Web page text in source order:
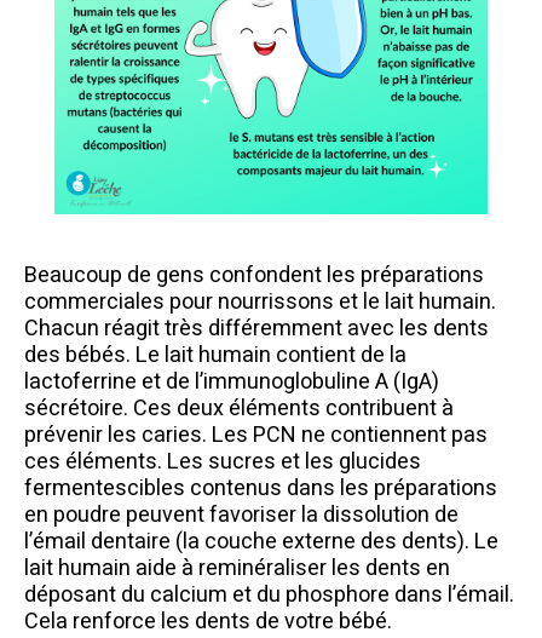
Beaucoup de gens confondent les préparations
commerciales pour nourrissons et le lait humain.
Chacun réagit très différemment avec les dents
des bébés. Le lait humain contient de la
lactoferrine et de l’immunoglobuline A (IgA)
sécrétoire. Ces deux éléments contribuent à
prévenir les caries. Les PCN ne contiennent pas
ces éléments. Les sucres et les glucides
fermentescibles contenus dans les préparations
en poudre peuvent favoriser la dissolution de
l’émail dentaire (la couche externe des dents). Le
lait humain aide à reminéraliser les dents en
déposant du calcium et du phosphore dans l’émail.
Cela renforce les dents de votre bébé.